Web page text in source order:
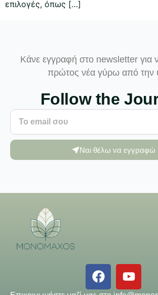
επιλογές, όπως […]
Κάνε εγγραφή στο newsletter για
πρώτος νέα γύρω από την
Follow the
Ναι θέλω να εγγραφώ